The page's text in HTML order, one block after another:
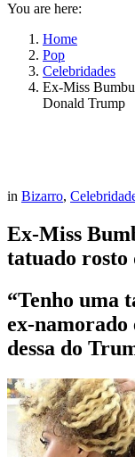
You are here:
Home
Pop
Celebridades
Ex-Miss
Donald Trump
in Bizarro,
Ex-Miss
tatuado rosto
“Tenho uma
ex-namorado
dessa do